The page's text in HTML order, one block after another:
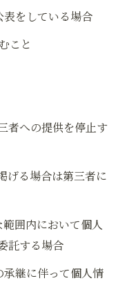
をしている場合
こと
者への提供を停止す
げる場合は第三者に
囲内において個人
託する場合
継に伴って個人情